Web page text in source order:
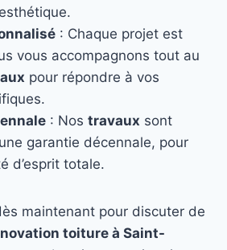
: Chaque projet est
vous accompagnons tout au
pour répondre à vos
: Nos travaux sont
garantie décennale, pour
d’esprit totale.
maintenant pour discuter de
toiture à Saint-